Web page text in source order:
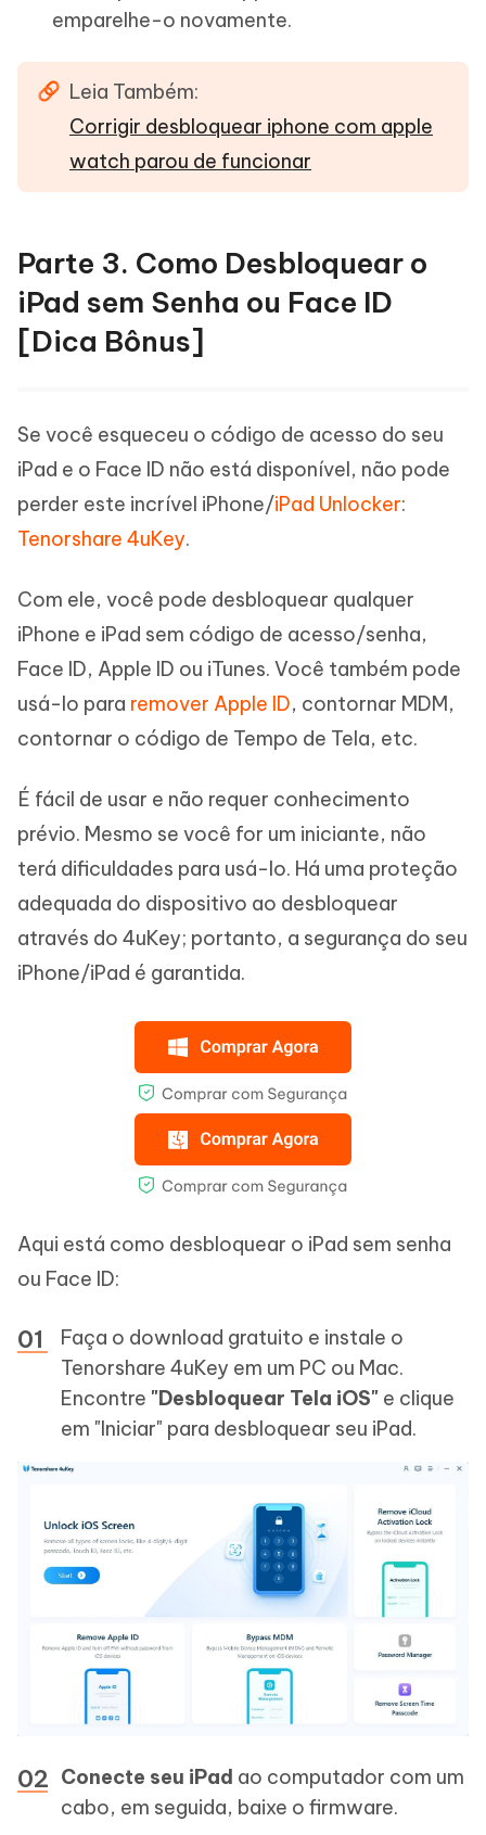
emparelhe-o novamente.
Leia Também:
Corrigir desbloquear iphone com apple
watch parou de funcionar
Parte 3. Como Desbloquear o
iPad sem Senha ou Face ID
[Dica Bônus]
Se você esqueceu o código de acesso do seu
iPad e o Face ID não está disponível, não pode
perder este incrível iPhone/iPad Unlocker:
Tenorshare 4uKey.
Com ele, você pode desbloquear qualquer
iPhone e iPad sem código de acesso/senha,
Face ID, Apple ID ou iTunes. Você também pode
usá-lo para remover Apple ID, contornar MDM,
contornar o código de Tempo de Tela, etc.
É fácil de usar e não requer conhecimento
prévio. Mesmo se você for um iniciante, não
terá dificuldades para usá-lo. Há uma proteção
adequada do dispositivo ao desbloquear
através do 4uKey; portanto, a segurança do seu
iPhone/iPad é garantida.
Aqui está como desbloquear o iPad sem senha
ou Face ID:
Faça o download gratuito e instale o
Tenorshare 4uKey em um PC ou Mac.
Encontre "Desbloquear Tela iOS" e clique
em "Iniciar" para desbloquear seu iPad.
Conecte seu iPad ao computador com um
cabo, em seguida, baixe o firmware.